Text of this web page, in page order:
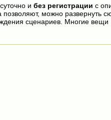
и без регистрации с
позволяют, можно развернуть
сценариев. Многие вещи